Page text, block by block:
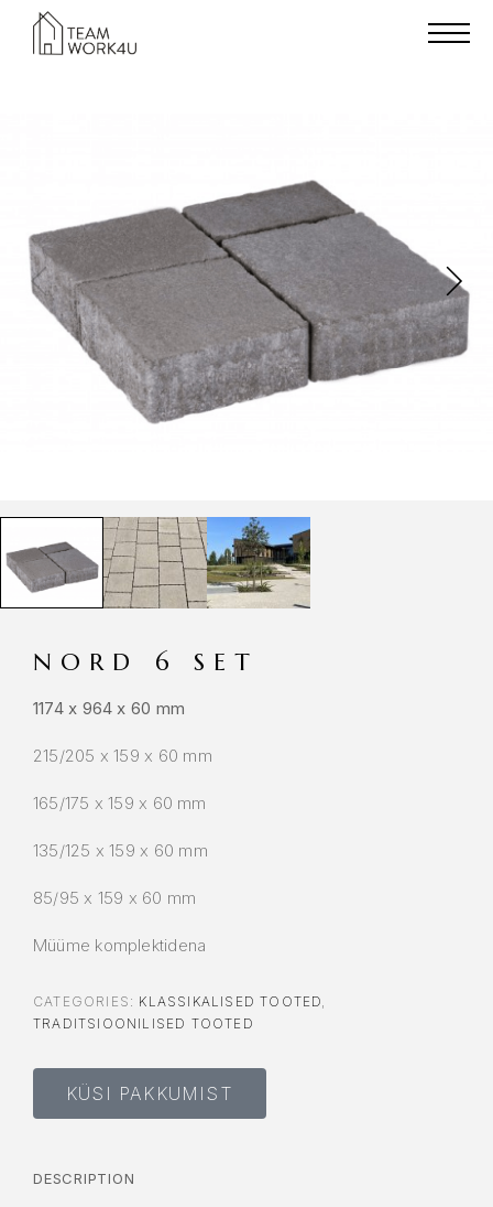
NORD 6 SET
1174 x 964 x 60 mm
215/205 x 159 x 60 mm
165/175 x 159 x 60 mm
135/125 x 159 x 60 mm
85/95 x 159 x 60 mm
Müüme komplektidena
CATEGORIES: KLASSIKALISED TOOTED
TRADITSIOONILISED TOOTED
KÜSI PAKKUMIST
DESCRIPTION